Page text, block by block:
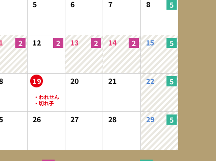
5 6 7 8
12 13 14 15
19 20 21 22
26 27 28 29